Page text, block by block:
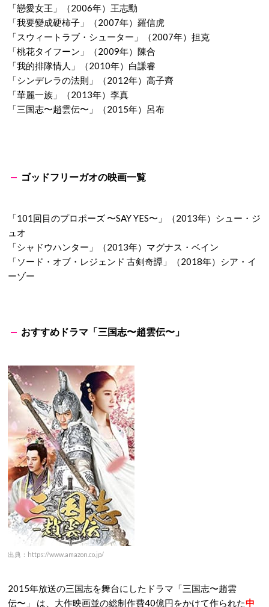
「戀愛女王」（2006年）王志勳
「我要變成硬柿子」（2007年）羅信虎
「スウィートラブ・シューター」（2007年）担克
「桃花タイフーン」（2009年）陳合
「我的排隊情人」（2010年）白謙睿
「シンデレラの法則」（2012年）高子齊
「華麗一族」（2013年）李真
「三国志〜趙雲伝〜」（2015年）呂布
ゴッドフリーガオの映画一覧
「101回目のプロポーズ 〜SAY YES〜」（2013年）シュー・ジ
ュオ
「シャドウハンター」（2013年）マグナス・ベイン
「ソード・オブ・レジェンド 古剣奇譚」（2018年）シア・イ
ーゾー
おすすめドラマ「三国志〜趙雲伝〜」
出典：https://www.amazon.co.jp/
2015年放送の三国志を舞台にしたドラマ「三国志〜趙雲
伝〜」 は、大作映画並の総制作費40億円をかけて作られた中